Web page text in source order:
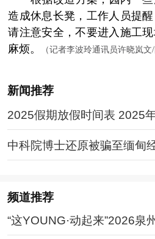
造成休息长凳，工作人员提
请注意安全，不要进入施工
麻烦。
（记者李波玲通讯员许晓岚文/
新闻推荐
2025假期放假时间表 2025
中科院博士还原被骗至缅甸
实版
频道推荐
“这YOUNG·动起来”2026泉